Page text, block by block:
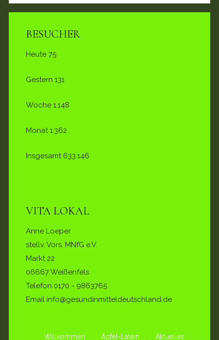
BESUCHER
Heute 75
Gestern 131
Woche 1.148
Monat1.362
Insgesamt 633.146
VITA LOKAL
Anne Loeper
stellv. Vors. MNfG e.V.
Markt 22
06667 Weißenfels
Telefon 0170 - 9863765
Email info@gesundinmitteldeutschland.de
Willkommen Apfel-Latein Aktuelles